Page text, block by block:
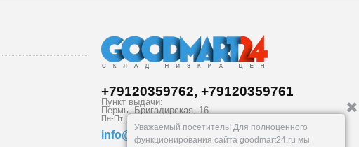
+79120359762, +79120359761
Пункт выдачи:
Пермь,Бригадирская, 16
Пн-Пт: 9-18:30, Сб: 10-16, Вс: вых.
info@goodmart24.ru
Уважаемый посетитель! Для полноценного
функционирования сайта goodmart24.ru мы